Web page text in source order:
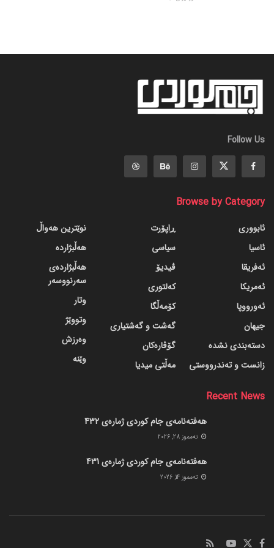
Follow Us
Browse by Category
ئابووری
ئاسیا
ئەفریقا
ئەمریکا
ئەورووپا
جیهان
دسته‌بندی نشده
زانست و تەندرووستی
ڕاپۆرت
سیاسی
ڤیدیۆ
کەلتوری
کۆمەڵگا
گه‌شت و گه‌شتیاری
گۆڤاره‌کان
مەڵتی میدیا
نوێترین هەواڵ
هەڵبژاردە
هەڵبژاردەی
سەرنووسەر
وتار
وتووێژ
وەرزش
وێنە
Recent News
هەفتەنامەی جام کوردی ژمارەی 432
ته‌مموز 28, 2026
هەفتەنامەی جام کوردی ژمارەی 431
ته‌مموز 14, 2026